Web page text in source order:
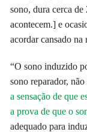
sono, dura cerca de
acontecem.] e
acordar cansado na
“O sono induzido
sono reparador,
a sensação de que
a prova de que o
adequado para